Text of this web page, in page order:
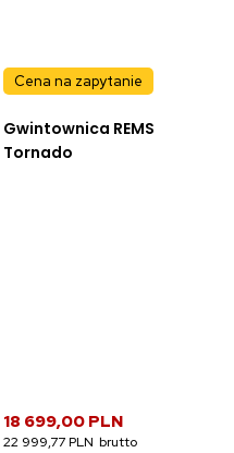
Gwintownica REMS
Tornado
Cena na zapytanie
18 699,00 PLN
22 999,77 PLN